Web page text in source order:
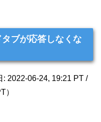
ブが応答しなくな
2022-06-24, 19:21 PT /
）